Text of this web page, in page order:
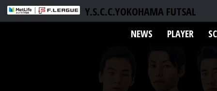
Y.S.C.C.YOKOHAMA FUTSAL
NEWS PLAYER